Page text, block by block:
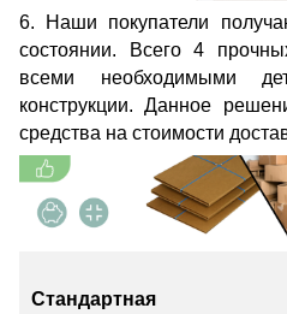
6. Наши покупатели
состоянии. Всего 4
всеми необходимыми
конструкции. Данное
средства на стоимости
Стандартная